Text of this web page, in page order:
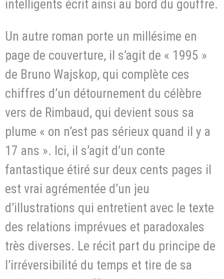
intelligents écrit ainsi au bord du gouffre.
Un autre roman porte un millésime en
page de couverture, il s’agit de « 1995 »
de Bruno Wajskop, qui complète ces
chiffres d’un détournement du célèbre
vers de Rimbaud, qui devient sous sa
plume « on n’est pas sérieux quand il y a
17 ans ». Ici, il s’agit d’un conte
fantastique étiré sur deux cents pages il
est vrai agrémentée d’un jeu
d’illustrations qui entretient avec le texte
des relations imprévues et paradoxales
très diverses. Le récit part du principe de
l’irréversibilité du temps et tire de sa